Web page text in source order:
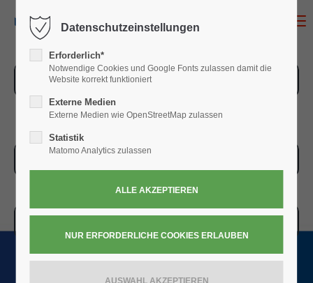
ZUR ÜBERSICHT
Datenschutzeinstellungen
Erforderlich*
Notwendige Cookies und Google Fonts zulassen damit die
Website korrekt funktioniert
Externe Medien
Externe Medien wie OpenStreetMap zulassen
Statistik
Matomo Analytics zulassen